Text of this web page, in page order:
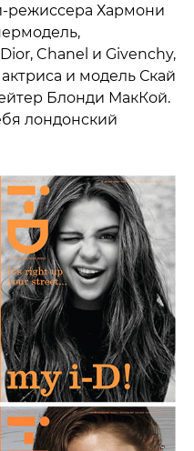
режиссера Хармони
Chanel и Givenchy,
МакКой.
лондонский